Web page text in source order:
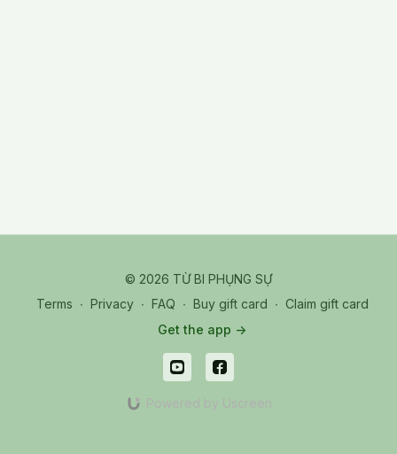
© 2026 TỪ BI PHỤNG SỰ
Terms ∙ Privacy ∙ FAQ ∙ Buy gift card ∙ Claim gift card
Get the app ->
Powered by Uscreen